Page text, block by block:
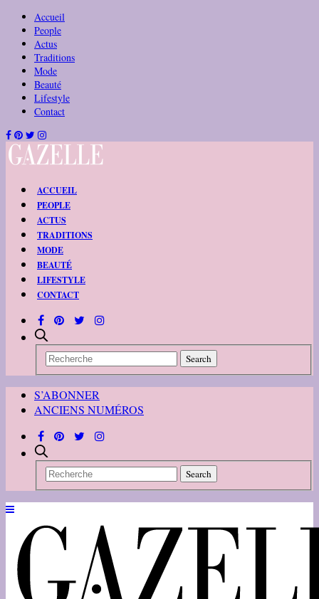
Accueil
People
Actus
Traditions
Mode
Beauté
Lifestyle
Contact
ACCUEIL
PEOPLE
ACTUS
TRADITIONS
MODE
BEAUTÉ
LIFESTYLE
CONTACT
S’ABONNER
ANCIENS NUMÉROS